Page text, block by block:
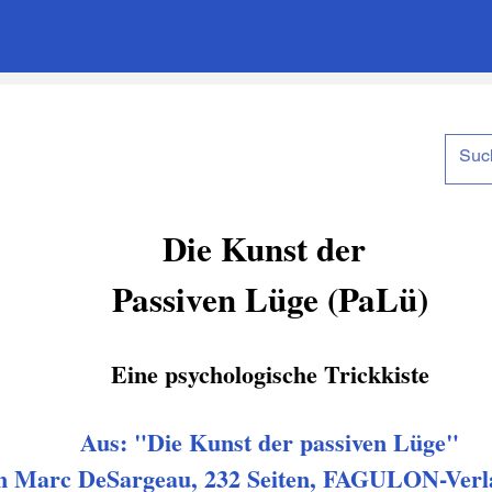
Die Kunst der
Passiven Lüge (PaLü)
Eine psychologische Trickkiste
Aus: "Die Kunst der passiven Lüge"
Marc DeSargeau, 232 Seiten, FAGULON-